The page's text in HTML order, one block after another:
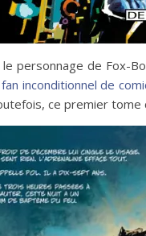
le personnage de Fox-
inconditionnel de
ce premier